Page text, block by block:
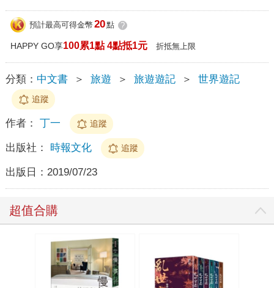
預計最高可得金幣 20點 ?
HAPPY GO享100累1點 4點抵1元 折抵無上限
分類： 中文書 ＞ 旅遊 ＞ 旅遊遊記 ＞ 世界遊記
追蹤
作者： 丁一 追蹤
出版社： 時報文化 追蹤
出版日： 2019/07/23
超值合購